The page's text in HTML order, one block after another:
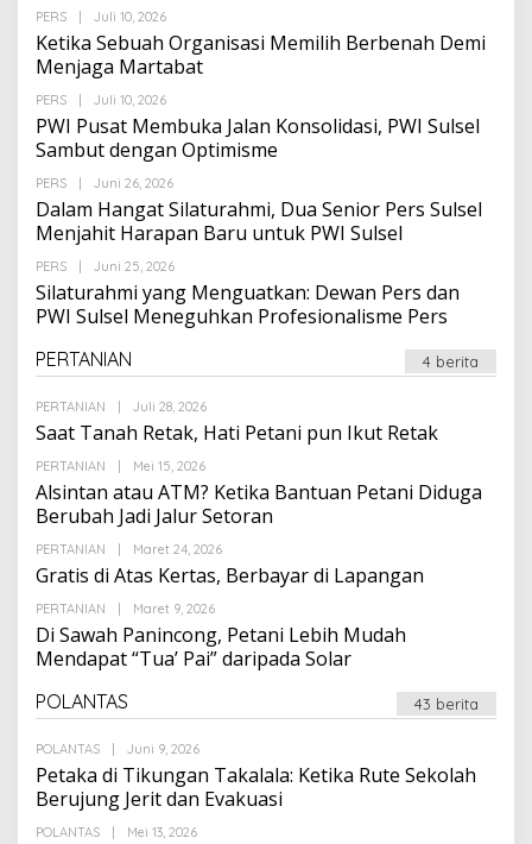
PERS Juli 10, 2026Oleh
Ketika Sebuah Organisasi Memilih Berbenah Demi
Menjaga Martabat
PERS Juli 10, 2026Oleh
PWI Pusat Membuka Jalan Konsolidasi, PWI Sulsel
Sambut dengan Optimisme
PERS Juni 26, 2026Oleh
Dalam Hangat Silaturahmi, Dua Senior Pers Sulsel
Menjahit Harapan Baru untuk PWI Sulsel
PERS Juni 25, 2026Oleh
Silaturahmi yang Menguatkan: Dewan Pers dan
PWI Sulsel Meneguhkan Profesionalisme Pers
PERTANIAN 4 berita
PERTANIAN Juli 28, 2026Oleh
Saat Tanah Retak, Hati Petani pun Ikut Retak
PERTANIAN Mei 15, 2026Oleh
Alsintan atau ATM? Ketika Bantuan Petani Diduga
Berubah Jadi Jalur Setoran
PERTANIAN Maret 24, 2026Oleh
Gratis di Atas Kertas, Berbayar di Lapangan
PERTANIAN Maret 9, 2026Oleh
Di Sawah Panincong, Petani Lebih Mudah
Mendapat “Tua’ Pai” daripada Solar
POLANTAS 43 berita
POLANTAS Juni 9, 2026Oleh
Petaka di Tikungan Takalala: Ketika Rute Sekolah
Berujung Jerit dan Evakuasi
POLANTAS Mei 13, 2026Oleh